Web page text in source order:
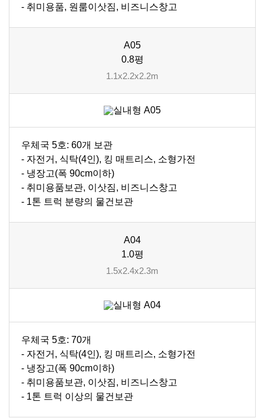
- 취미용품, 원룸이삿짐, 비즈니스창고
A05
0.8평
1.1x2.2x2.2m
우체국 5호: 60개 보관
- 자전거, 식탁(4인), 킹 매트리스, 소형가전
- 냉장고(폭 90cm이하)
- 취미용품보관, 이삿짐, 비즈니스창고
- 1톤 트럭 분량의 물건보관
A04
1.0평
1.5x2.4x2.3m
우체국 5호: 70개
- 자전거, 식탁(4인), 킹 매트리스, 소형가전
- 냉장고(폭 90cm이하)
- 취미용품보관, 이삿짐, 비즈니스창고
- 1톤 트럭 이상의 물건보관